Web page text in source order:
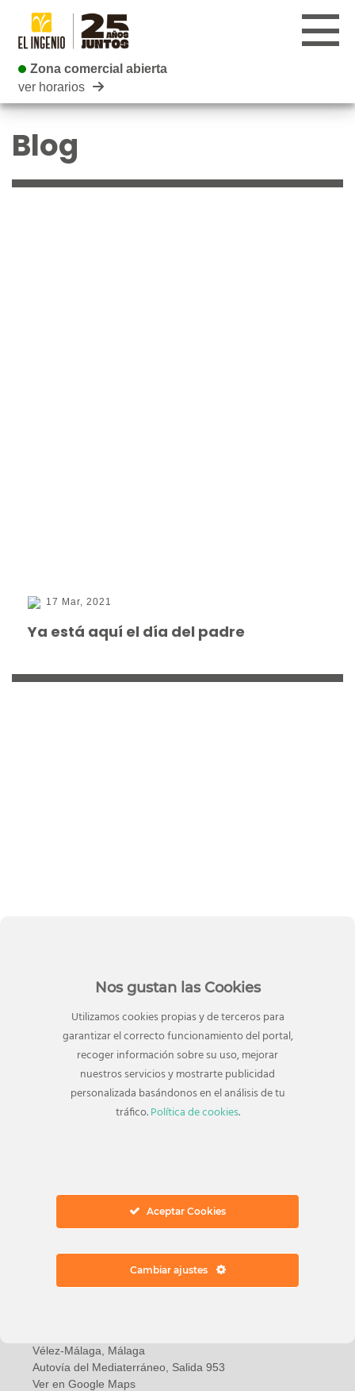
Zona comercial abierta
Zona comercial abierta
ver horarios
Blog
17 Mar, 2021
Ya está aquí el día del padre
12 Mar, 2020
Manualidades para el día del padre en
casa. Seis ideas.
Vélez-Málaga, Málaga
Autovía del Mediaterráneo, Salida 953
Ver en Google Maps
Nos gustan las Cookies
Utilizamos cookies propias y de terceros para
garantizar el correcto funcionamiento del portal,
recoger información sobre su uso, mejorar
nuestros servicios y mostrarte publicidad
personalizada basándonos en el análisis de tu
tráfico.Política de cookies.
Aceptar Cookies
Cambiar ajustes